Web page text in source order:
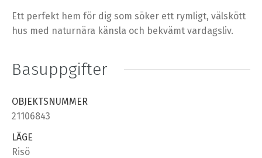
Ett perfekt hem för dig som söker ett rymligt, välskött
hus med naturnära känsla och bekvämt vardagsliv.
Basuppgifter
OBJEKTSNUMMER
21106843
LÄGE
Risö